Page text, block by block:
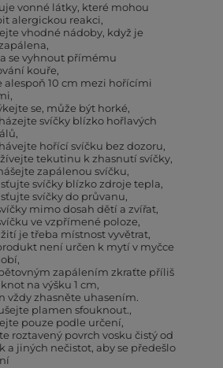
vonné látky, které mohou
alergickou reakci
vhodné nádoby, když je
se vyhnout přímému
kouře
alespoň 10 cm mezi hořícími
se, může být horké
svíčky blízko hořlavých
hořící svíčku bez dozoru
tekutinu k zhasnutí svíčky
zapálenou svíčku
svíčky blízko zdroje tepla
svíčky do průvanu
mimo dosah dětí a zvířat
ve vzpřímené poloze
je třeba místnost vyvětrat
není určen k mytí v myčce
zapálením zkraťte příliš
na výšku 1 cm
vždy zhasněte uhasením.
plamen sfouknout.
pouze podle určení
roztavený povrch vosku čistý od
a jiných nečistot, aby se předešlo